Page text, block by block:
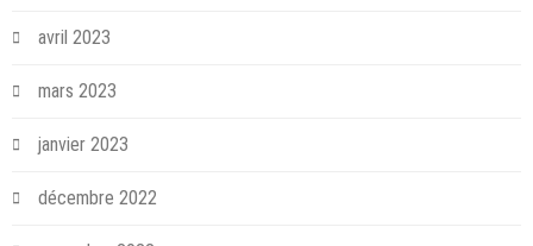
avril 2023
mars 2023
janvier 2023
décembre 2022